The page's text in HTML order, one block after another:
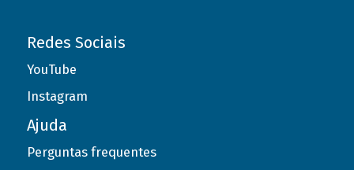
Redes Sociais
YouTube
Instagram
Ajuda
Perguntas frequentes